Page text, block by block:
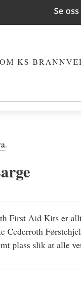
OM KS
.
First Aid Kits er
Cederroth
plass slik at alle